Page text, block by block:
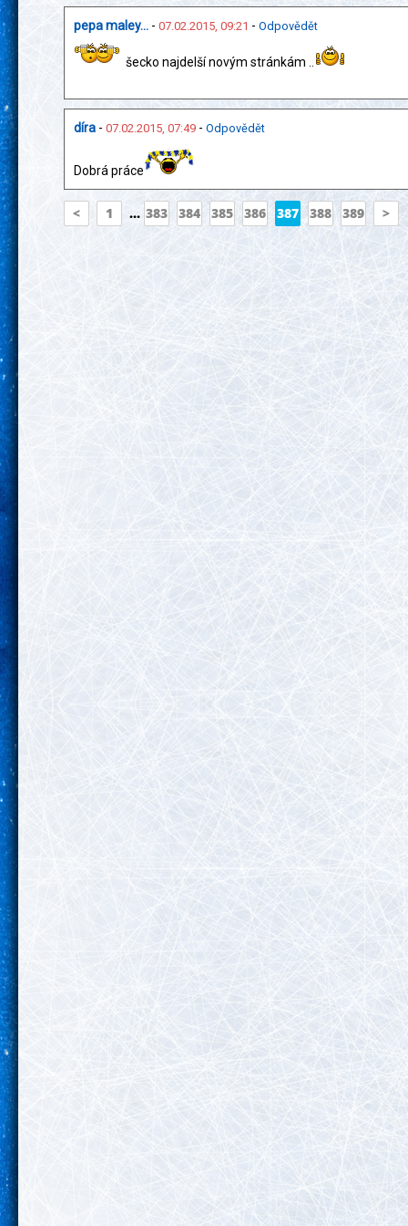
pepa maley... - 07.02.2015, 09:21 - Odpovědět
šecko najdelší novým stránkám ..
díra - 07.02.2015, 07:49 - Odpovědět
Dobrá práce
< 1 ... 383 384 385 386 387 388 389 >